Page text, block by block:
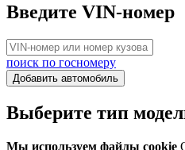
Введите VIN-номер
поиск по госномеру
Добавить автомобиль
Выберите тип
Мы используем файлы cookie